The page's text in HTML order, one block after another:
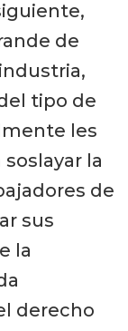
de
tipo de
les
la
de
sus
la
derecho